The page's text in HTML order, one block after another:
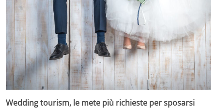
Wedding tourism, le mete più richieste per sposarsi